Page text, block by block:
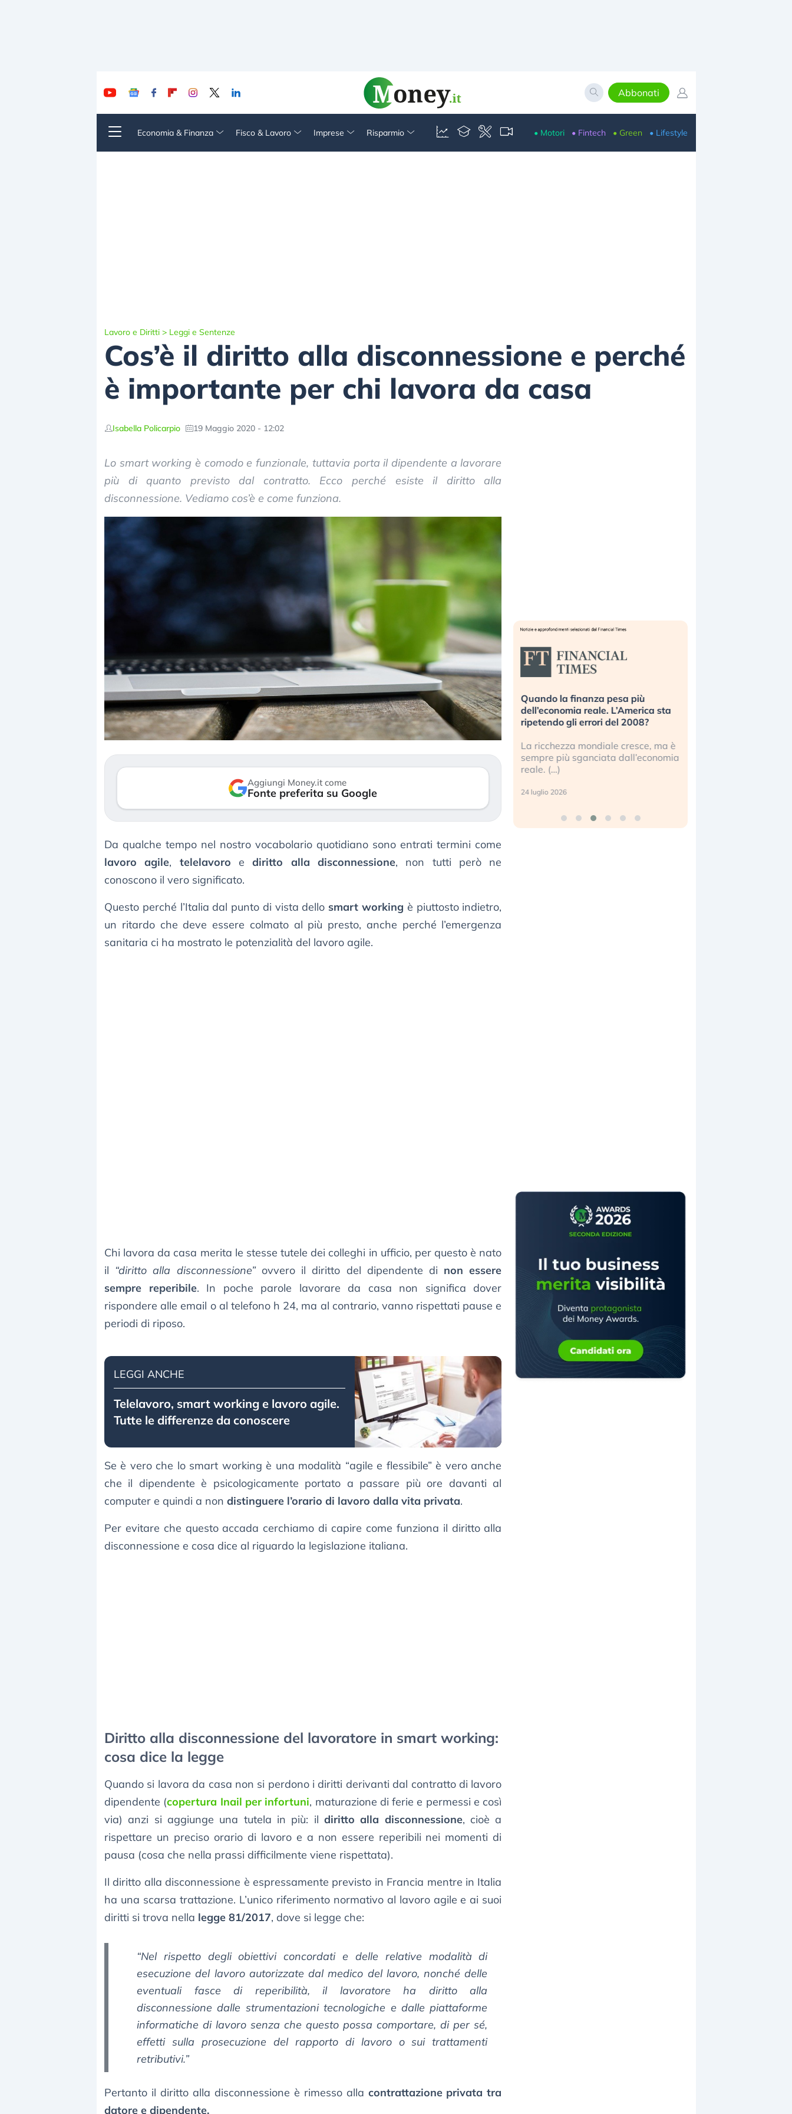
Abbonati
Economia & Finanza Fisco & Lavoro Imprese Risparmio • Motori • Fintech • Green • Lifestyle
Lavoro e Diritti > Leggi e Sentenze
Cos’è il diritto alla disconnessione e perché
è importante per chi lavora da casa
Isabella Policarpio 19 Maggio 2020 - 12:02
Lo smart working è comodo e funzionale, tuttavia porta il dipendente a lavorare
più di quanto previsto dal contratto. Ecco perché esiste il diritto alla
disconnessione. Vediamo cos’è e come funziona.
Aggiungi Money.it come
Fonte preferita su Google
Da qualche tempo nel nostro vocabolario quotidiano sono entrati termini come
lavoro agile, telelavoro ediritto alla disconnessione, non tutti però ne
conoscono il vero significato.
Questo perché l’Italia dal punto di vista dello smart working è piuttosto indietro,
un ritardo che deve essere colmato al più presto, anche perché l’emergenza
sanitaria ci ha mostrato le potenzialità del lavoro agile.
Chi lavora da casa merita le stesse tutele dei colleghi in ufficio, per questo è nato
il “diritto alla disconnessione”ovvero il diritto del dipendente di non essere
sempre reperibile. In poche parole lavorare da casa non significa dover
rispondere alle email o al telefono h 24, ma al contrario, vanno rispettati pause e
periodi di riposo.
LEGGI ANCHE
Telelavoro, smart working e lavoro agile.
Tutte le differenze da conoscere
Se è vero che lo smart working è una modalità “agile e flessibile” è vero anche
che il dipendente è psicologicamente portato a passare più ore davanti al
computer e quindi a non distinguere l’orario di lavoro dalla vita privata.
Per evitare che questo accada cerchiamo di capire come funziona il diritto alla
disconnessione e cosa dice al riguardo la legislazione italiana.
Diritto alla disconnessione del lavoratore in smart working:
cosa dice la legge
Quando si lavora da casa non si perdono i diritti derivanti dal contratto di lavoro
dipendente (copertura Inail per infortuni, maturazione di ferie e permessi e così
via) anzi si aggiunge una tutela in più: ildiritto alla disconnessione, cioè a
rispettare un preciso orario di lavoro e a non essere reperibili nei momenti di
pausa (cosa che nella prassi difficilmente viene rispettata).
Il diritto alla disconnessione è espressamente previsto in Francia mentre in Italia
ha una scarsa trattazione. L’unico riferimento normativo al lavoro agile e ai suoi
diritti si trova nella legge 81/2017, dove si legge che:
“Nel rispetto degli obiettivi concordati e delle relative modalità di
esecuzione del lavoro autorizzate dal medico del lavoro, nonché delle
eventuali fasce di reperibilità, il lavoratore ha diritto alla
disconnessione dalle strumentazioni tecnologiche e dalle piattaforme
informatiche di lavoro senza che questo possa comportare, di per sé,
effetti sulla prosecuzione del rapporto di lavoro o sui trattamenti
retributivi.”
Pertanto il diritto alla disconnessione è rimesso alla contrattazione privata tra
datore e dipendente.
Dalle valutazioni estreme alla
correzione. Cosa sta guidando il
repricing degli asset?
mostrando segni di stanchezza
verso le (…)
«La mia vita è rovinata». Investitori
in preda al panico dopo lo scoppio
della bolla AI
Kospi, mentre gli investitori retail (…)
30 luglio 2026
Quando la finanza pesa più
dell’economia reale. L’America sta
ripetendo gli errori del 2008?
La ricchezza mondiale cresce, ma è
sempre più sganciata dall’economia
reale. (…)
24 luglio 2026